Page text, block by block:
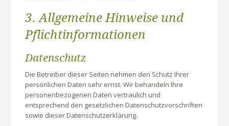
3. Allgemeine Hinweise und
Pflicht­informationen
Datenschutz
Die Betreiber dieser Seiten nehmen den Schutz Ihrer
persönlichen Daten sehr ernst. Wir behandeln Ihre
personenbezogenen Daten vertraulich und
entsprechend den gesetzlichen Datenschutzvorschriften
sowie dieser Datenschutzerklärung.